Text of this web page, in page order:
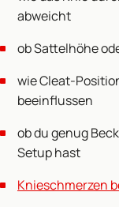
abweicht
ob Sattelhöhe
wie Cleat-
beeinflussen
ob du genug
Setup hast
Knieschmerzen